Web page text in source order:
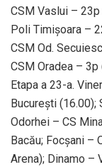
CSM Vaslui –
Poli Timișoara –
CSM Od.
CSM Oradea –
Etapa a 23-a.
București (16.00);
Odorhei – CS
Bacău; Focșani –
Arena); Dinamo –